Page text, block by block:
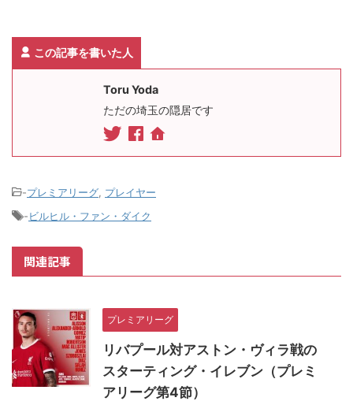
この記事を書いた人
Toru Yoda
ただの埼玉の隠居です
-プレミアリーグ プレイヤー
-ビルヒル・ファン・ダイク
関連記事
プレミアリーグ
リバプール対アストン・ヴィラ戦の
スターティング・イレブン（プレミ
アリーグ第4節）